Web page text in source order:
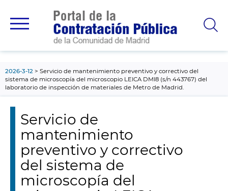
principal
2026-3-12
Servicio de mantenimiento preventivo y correctivo del
sistema de microscopía del microscopio LEICA DMI8 (s/n 443767) del
laboratorio de inspección de materiales de Metro de Madrid.
Servicio de
mantenimiento
preventivo y correctivo
del sistema de
microscopía del